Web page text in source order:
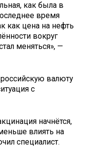
как была в
время
как цена на нефть
вокруг
меняться», —
валюту
с
начнётся,
влиять на
специалист.